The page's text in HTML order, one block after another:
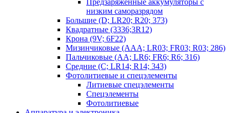
Предзаряженные аккумуляторы с
низким саморазрядом
Большие (D; LR20; R20; 373)
Квадратные (3336;3R12)
Крона (9V; 6F22)
Мизинчиковые (AAA; LR03; FR03; R03; 286)
Пальчиковые (AA; LR6; FR6; R6; 316)
Средние (C; LR14; R14; 343)
Фотолитиевые и спецэлементы
Литиевые спецэлементы
Спецэлементы
Фотолитиевые